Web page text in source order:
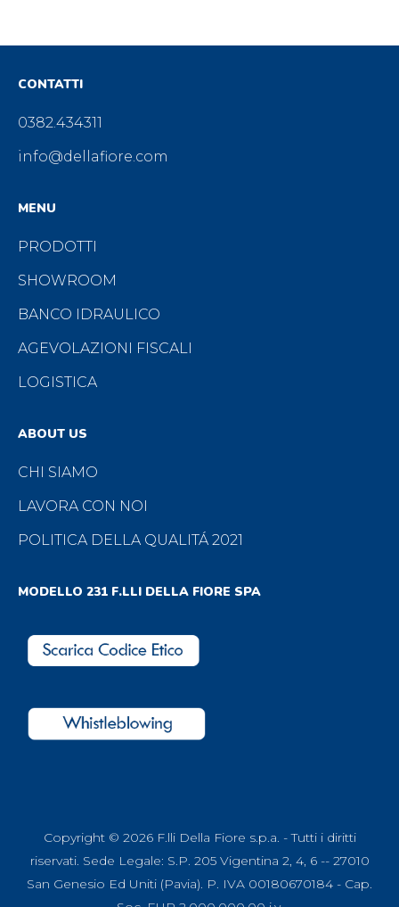
CONTATTI
0382.434311
info@dellafiore.com
MENU
PRODOTTI
SHOWROOM
BANCO IDRAULICO
AGEVOLAZIONI FISCALI
LOGISTICA
ABOUT US
CHI SIAMO
LAVORA CON NOI
POLITICA DELLA QUALITÁ 2021
MODELLO 231 F.LLI DELLA FIORE SPA
Copyright © 2026 F.lli Della Fiore s.p.a. - Tutti i diritti
riservati. Sede Legale: S.P. 205 Vigentina 2, 4, 6 -- 27010
San Genesio Ed Uniti (Pavia). P. IVA 00180670184 - Cap.